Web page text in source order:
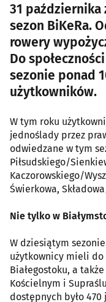
31 października
sezon BiKeRa.
rowery
Do
sezonie ponad
użytkowników.
W tym roku
jednoślady przez
odwiedzane w tym
Piłsudskiego/
Kaczorowskiego/
Świerkowa,
Nie tylko w
W dziesiątym
użytkownicy mieli
Białegostoku, a
Kościelnym i
dostępnych było